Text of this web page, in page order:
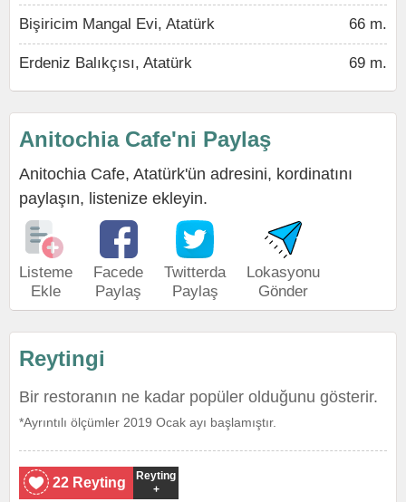
Bişiricim Mangal Evi, Atatürk 66 m.
Erdeniz Balıkçısı, Atatürk 69 m.
Anitochia Cafe'ni Paylaş
Anitochia Cafe, Atatürk'ün adresini, kordinatını
paylaşın, listenize ekleyin.
Listeme
Ekle
Facede
Paylaş
Twitterda
Paylaş
Lokasyonu
Gönder
Reytingi
Bir restoranın ne kadar popüler olduğunu gösterir.
*Ayrıntılı ölçümler 2019 Ocak ayı başlamıştır.
22 Reyting
Reyting
+